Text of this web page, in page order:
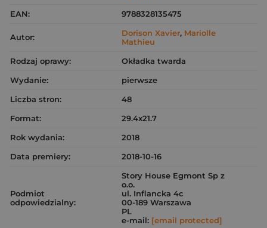
EAN:
9788328135475
Autor: Dorison Xavier, Mariolle
Mathieu
Rodzaj oprawy:
Okładka twarda
Wydanie:
pierwsze
Liczba stron:
48
Format:
29.4x21.7
Rok wydania:
2018
Data premiery:
2018-10-16
Podmiot
odpowiedzialny:
Story House Egmont Sp z
o.o.
ul. Inflancka 4c
00-189 Warszawa
PL
e-mail: [email protected]